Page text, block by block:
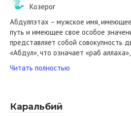
Козерог
Абдулпэтах – мужское имя,
путь и имеющее свое особое
представляет собой совокупность
«Абдул», что означает «раб
Читать полностью
Каральбий